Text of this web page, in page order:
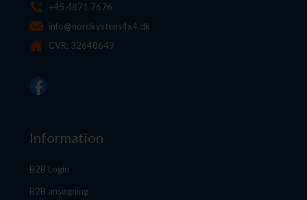
+45 4871 7676
info@nordkystens4x4.dk
CVR: 32648649
Information
B2B Login
B2B ansøgning